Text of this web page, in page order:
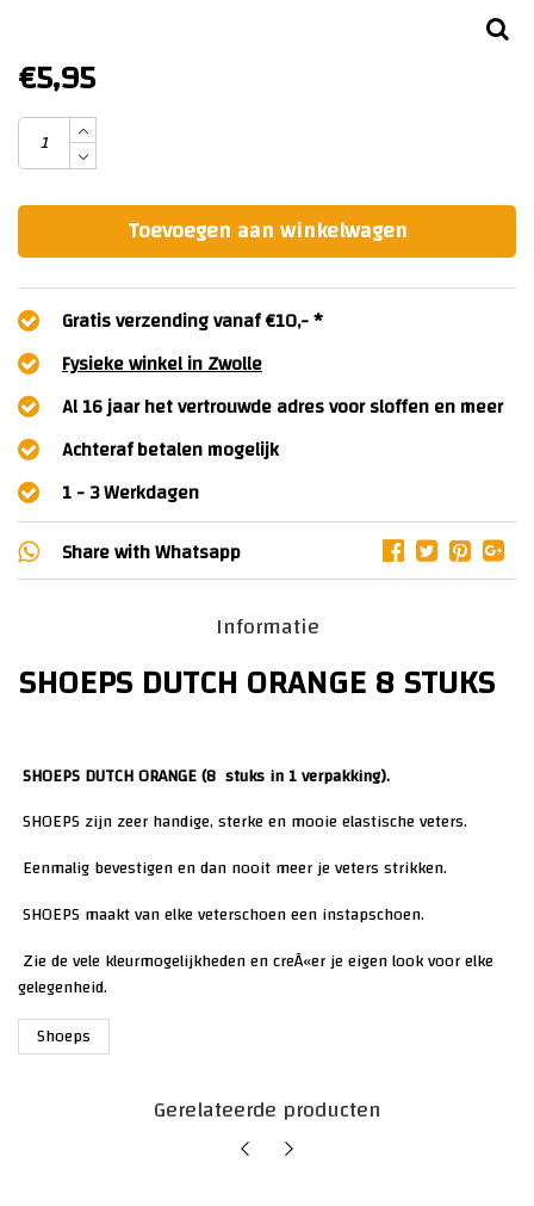
€5,95
Toevoegen aan winkelwagen
Gratis verzending vanaf €10,- *
Fysieke winkel in Zwolle
Al 16 jaar het vertrouwde adres voor sloffen en meer
Achteraf betalen mogelijk
1 - 3 Werkdagen
Share withWhatsapp
Informatie
SHOEPS DUTCH ORANGE 8 STUKS
SHOEPS DUTCH ORANGE (8 stuks in 1 verpakking).
SHOEPS zijn zeer handige, sterke en mooie elastische veters.
Eenmalig bevestigen en dan nooit meer je veters strikken.
SHOEPS maakt van elke veterschoen een instapschoen.
Zie de vele kleurmogelijkheden en creÃ«er je eigen look voor elke
gelegenheid.
Shoeps
Gerelateerde producten